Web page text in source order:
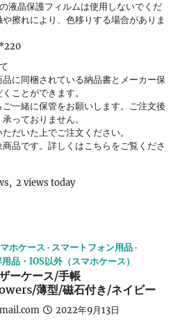
液晶保護フィルムは使用しないでくだ
擦れにより、色移りする場合がありま
に同梱されている納品書とメーカー保
ことができます。
一緒に保管をお願いします。ご注文後
っておりません。
だいた上でご注文ください。
商品です。詳しくはこちらをご覧くださ
2 views today
ホケース
スマートフォン用品
用品・IOS以外（スマホケース）
ーケース/手帳
薄型/磁石付き/ネイビー
2022年9月13日